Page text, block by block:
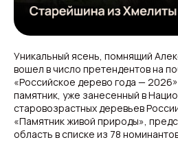
Уникальный ясень, помнящий
вошел в число претендентов на
«Российское дерево года —
памятник, уже занесенный в
старовозрастных деревьев
«Памятник живой природы»,
область в списке из 78